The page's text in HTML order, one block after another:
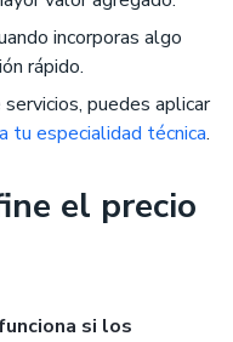
incorporas algo
rápido.
puedes aplicar
tu especialidad técnica.
el precio
si los